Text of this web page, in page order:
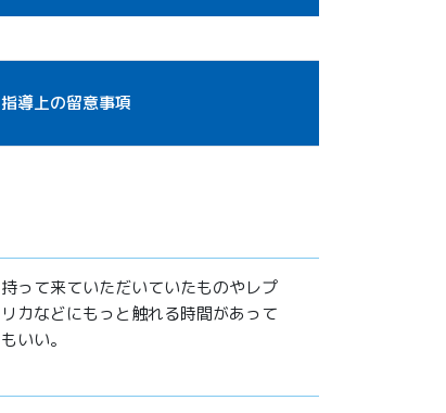
指導上の留意事項
持って来ていただいていたものやレプ
リカなどにもっと触れる時間があって
もいい。